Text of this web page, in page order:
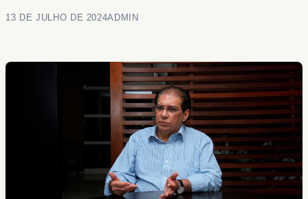
13 DE JULHO DE 2024ADMIN